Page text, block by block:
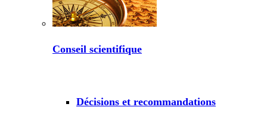
Conseil scientifique
Décisions et recommandations